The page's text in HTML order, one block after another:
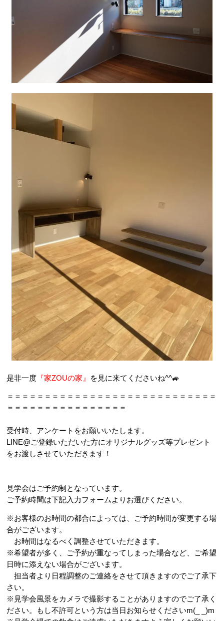
是非一度 『家ZOUの家』 を見に来てくださいね^^🚙
＝＝＝＝＝＝＝＝＝＝＝＝＝＝＝＝＝＝＝＝＝＝＝＝＝＝＝＝
＝＝＝＝＝＝＝＝＝＝＝＝＝＝＝＝
受付時、アンケートをお願いいたします。
LINE@ご登録いただいた方にオリジナルグッズ等プレゼント
をお渡しさせていただきます！
見学会はご予約制となっています。
ご予約時間は下記入力フォームよりお選びください。
※お客様のお時間の都合によっては、ご予約時間が変更する場
合がございます。
お時間はなるべく調整させていただきます。
※希望者が多く、ご予約が重なってしまった場合など、ご希望
日時に添えない場合がございます。
担当者より日程調整のご連絡をさせて頂きますのでご了承下
さい。
※見学会風景をカメラで撮影することがありますのでご了承く
ださい。もし不許可という方は当日お知らせくださいm(_ _)m